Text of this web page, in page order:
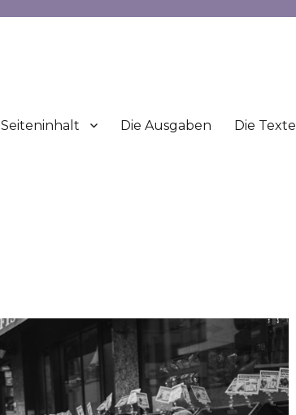
Seiteninhalt Die Ausgaben Die Texte